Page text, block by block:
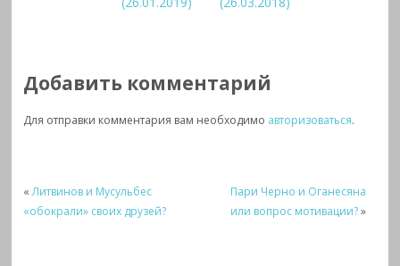
Добавить комментарий
Для отправки комментария вам необходимо авторизоваться.
«Литвинов и Мусульбес
«обокрали» своих друзей?
Пари Черно и Оганесяна
или вопрос мотивации?»